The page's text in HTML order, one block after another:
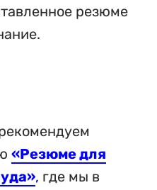
резюме
«Резюме для
, где мы в